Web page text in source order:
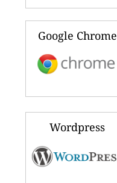
Google Chrome
Wordpress